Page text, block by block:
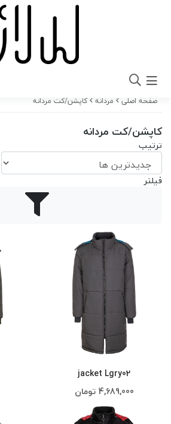
صفحه اصلی مردانه کاپشن/کت مردانه
کاپشن/کت مردانه
ترتیب
فیلتر
jacket Lgry02
4,689,000 تومان